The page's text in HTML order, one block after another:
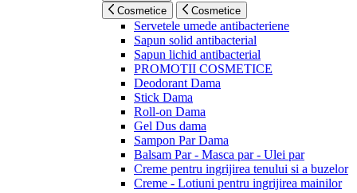
Cosmetice Cosmetice
Servetele umede antibacteriene
Sapun solid antibacterial
Sapun lichid antibacterial
PROMOTII COSMETICE
Deodorant Dama
Stick Dama
Roll-on Dama
Gel Dus dama
Sampon Par Dama
Balsam Par - Masca par - Ulei par
Creme pentru ingrijirea tenului si a buzelor
Creme - Lotiuni pentru ingrijirea mainilor